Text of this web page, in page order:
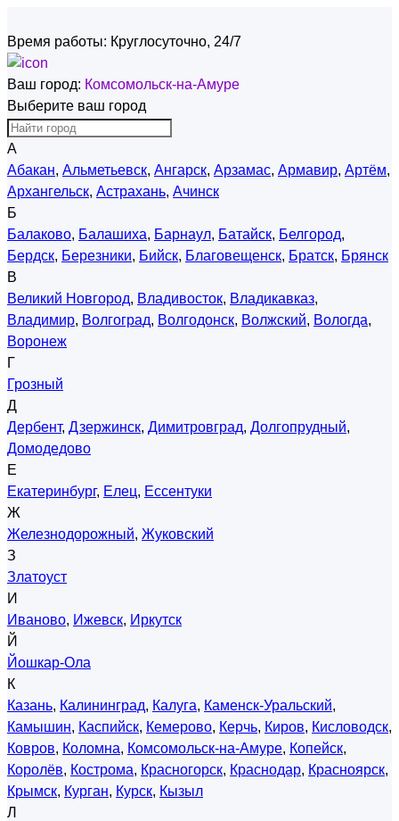
Время работы: Круглосуточно, 24/7
Ваш город: Комсомольск-на-Амуре
Выберите ваш город
А
Абакан, Альметьевск, Ангарск, Арзамас, Армавир, Артём,
Архангельск, Астрахань, Ачинск
Б
Балаково, Балашиха, Барнаул, Батайск, Белгород,
Бердск, Березники, Бийск, Благовещенск, Братск, Брянск
В
Великий Новгород, Владивосток, Владикавказ,
Владимир, Волгоград, Волгодонск, Волжский, Вологда,
Воронеж
Г
Грозный
Д
Дербент, Дзержинск, Димитровград, Долгопрудный,
Домодедово
Е
Екатеринбург, Елец, Ессентуки
Ж
Железнодорожный, Жуковский
З
Златоуст
И
Иваново, Ижевск, Иркутск
Й
Йошкар-Ола
К
Казань, Калининград, Калуга, Каменск-Уральский,
Камышин, Каспийск, Кемерово, Керчь, Киров, Кисловодск,
Ковров, Коломна, Комсомольск-на-Амуре, Копейск,
Королёв, Кострома, Красногорск, Краснодар, Красноярск,
Крымск, Курган, Курск, Кызыл
Л